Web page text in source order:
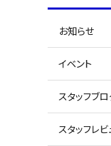
お知らせ
イベント
スタッフブ
スタッフレ